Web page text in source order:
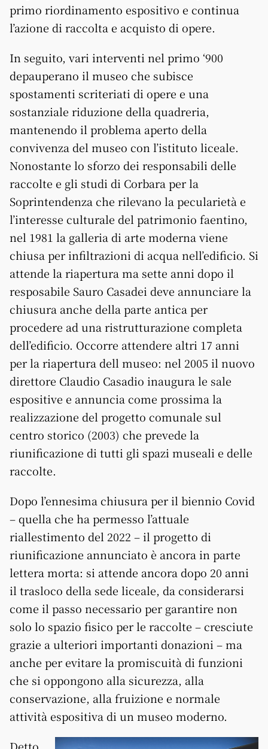
primo riordinamento espositivo e continua
l’azione di raccolta e acquisto di opere.
In seguito, vari interventi nel primo ‘900
depauperano il museo che subisce
spostamenti scriteriati di opere e una
sostanziale riduzione della quadreria,
mantenendo il problema aperto della
convivenza del museo con l’istituto liceale.
Nonostante lo sforzo dei responsabili delle
raccolte e gli studi di Corbara per la
Soprintendenza che rilevano la pecularietà e
l’interesse culturale del patrimonio faentino,
nel 1981 la galleria di arte moderna viene
chiusa per infiltrazioni di acqua nell’edificio. Si
attende la riapertura ma sette anni dopo il
resposabile Sauro Casadei deve annunciare la
chiusura anche della parte antica per
procedere ad una ristrutturazione completa
dell’edificio. Occorre attendere altri 17 anni
per la riapertura dell museo: nel 2005 il nuovo
direttore Claudio Casadio inaugura le sale
espositive e annuncia come prossima la
realizzazione del progetto comunale sul
centro storico (2003) che prevede la
riunificazione di tutti gli spazi museali e delle
raccolte.
Dopo l’ennesima chiusura per il biennio Covid
– quella che ha permesso l’attuale
riallestimento del 2022 – il progetto di
riunificazione annunciato è ancora in parte
lettera morta: si attende ancora dopo 20 anni
il trasloco della sede liceale, da considerarsi
come il passo necessario per garantire non
solo lo spazio fisico per le raccolte – cresciute
grazie a ulteriori importanti donazioni – ma
anche per evitare la promiscuità di funzioni
che si oppongono alla sicurezza, alla
conservazione, alla fruizione e normale
attività espositiva di un museo moderno.
Detto